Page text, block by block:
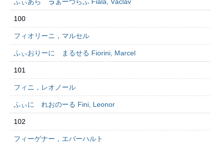
100
フィオリーニ，マルセル
ふぃおりーに まるせる Fiorini, Marcel
101
フィニ，レオノール
ふぃに れおのーる Fini, Leonor
102
フィーゲナー，エバーハルト